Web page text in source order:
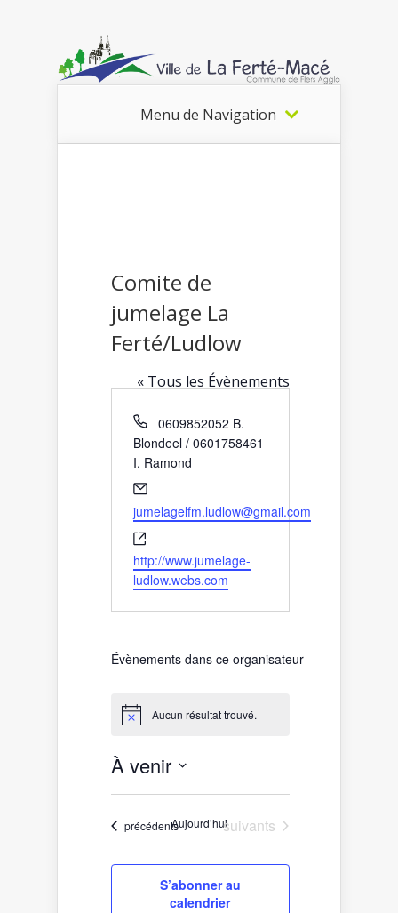
Menu de Navigation
Comite de
jumelage La
Ferté/Ludlow
« Tous les Évènements
Téléphone
0609852052 B.
Blondeel / 0601758461
I. Ramond
jumelagelfm.ludlow@gmail.com
web
http://www.jumelage-
ludlow.webs.com
Évènements dans ce organisateur
Notice Aucun résultat trouvé.
À venir
une
Évènements
précédentsAujourd’huiÉvènements
suivants
S’abonner au
calendrier